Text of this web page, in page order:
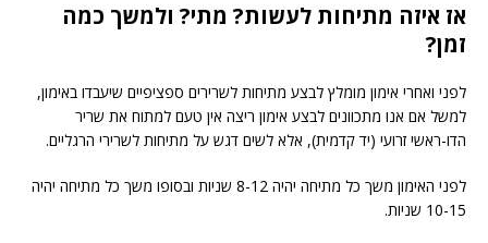
אז איזה מתיחות לעשות? מתי? ולמשך כמה
זמן?
לפני ואחרי אימון מומלץ לבצע מתיחות לשרירים ספציפיים שיעבדו באימון,
למשל אם אנו מתכוונים לבצע אימון ריצה אין טעם למתוח את שריר
הדו-ראשי זרועי (יד קדמית), אלא לשים דגש על מתיחות לשרירי הרגליים.
לפני האימון משך כל מתיחה יהיה 8-12 שניות ובסופו משך כל מתיחה יהיה
10-15 שניות.